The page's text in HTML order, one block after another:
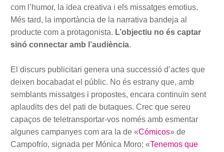
com l’humor, la idea creativa i els missatges emotius.
Més tard, la importància de la narrativa bandeja al
producte com a protagonista. L’objectiu no és captar
sinó connectar amb l’audiència.
El discurs publicitari genera una successió d’actes que
deixen bocabadat el públic. No és estrany que, amb
semblants missatges i propostes, encara continuïn sent
aplaudits des del pati de butaques. Crec que sereu
capaços de teletransportar-vos només amb esmentar
algunes campanyes com ara la de «Cómicos» de
Campofrío, signada per Mónica Moro; «Tenemos que